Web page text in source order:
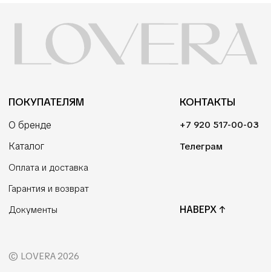
НАВЕРХ ↑
Каталог
О бренде
Телеграм
+7 920 517-00-03
КОНТАКТЫ
Документы
Гарантия и возврат
Оплата и доставка
ПОКУПАТЕЛЯМ
2026
© LOVERA